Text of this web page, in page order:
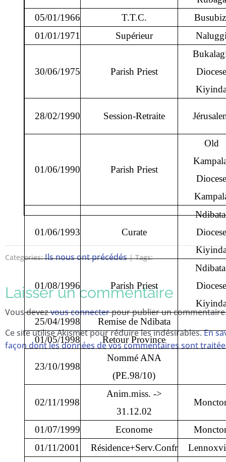
05/01/1966
T.T.C.
01/01/1971
Supérieur
30/06/1975 Parish Priest
28/02/1990 Session-Retraite
01/06/1990 Parish Priest
Old
01/06/1993 Curate
01/08/1996 Parish Priest
25/04/1998
Remise de Ndibata
01/05/1998
Retour Province
23/10/1998
Nommé ANA
(PE.98/10)
02/11/1998
Anim.miss. ->
31.12.02
01/07/1999 Econome
01/11/2001
Résidence+Serv.Confr
Categories:Ils nous ont précédés| Tags:
Laisser un commentaire
Vous devezvous connecterpour publier un
Ce site utilise Akismet pour réduire les indésirables.En
façon dont les données de vos commentaires sont